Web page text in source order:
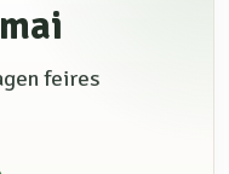
feires